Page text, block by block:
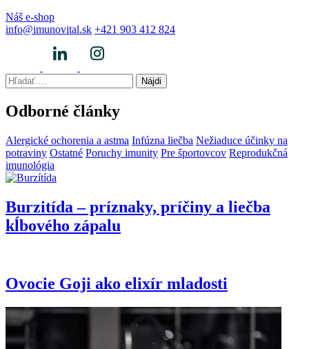
Náš e-shop
info@imunovital.sk +421 903 412 824
Hľadať:
Odborné články
Alergické ochorenia a astma Infúzna liečba Nežiaduce účinky na
potraviny Ostatné Poruchy imunity Pre športovcov Reprodukčná
imunológia
Burzitída – príznaky, príčiny a liečba
kĺbového zápalu
Ovocie Goji ako elixír mladosti